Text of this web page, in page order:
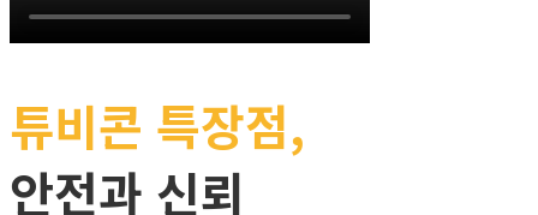
튜비콘 특장점,
안전과 신뢰